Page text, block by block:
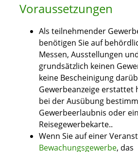
Voraussetzungen
Als teilnehmender
benötigen Sie auf
Messen, Ausstellungen
grundsätzlich keinen
keine Bescheinigung
Gewerbeanzeige erstattet
bei der Ausübung
Gewerbeerlaubnis oder
Reisegewerbekarte..
Wenn Sie auf einer
Bewachungsgewerbe, das